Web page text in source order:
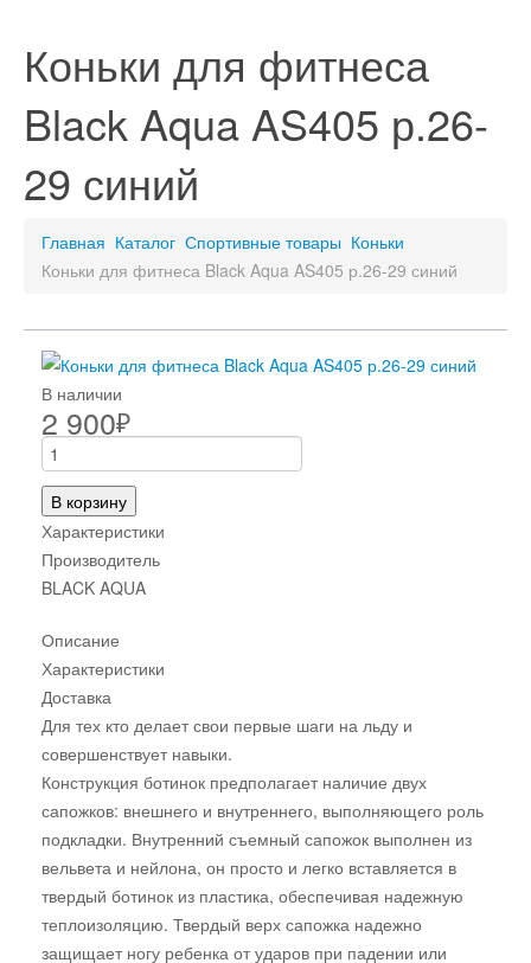
Коньки для фитнеса
Black Aqua AS405 р.26-
29 синий
Главная Каталог Спортивные товары Коньки
Коньки для фитнеса Black Aqua AS405 р.26-29 синий
В наличии
2 900₽
В корзину
Характеристики
Производитель
BLACK AQUA
Описание
Характеристики
Доставка
Для тех кто делает свои первые шаги на льду и
совершенствует навыки.
Конструкция ботинок предполагает наличие двух
сапожков: внешнего и внутреннего, выполняющего роль
подкладки. Внутренний съемный сапожок выполнен из
вельвета и нейлона, он просто и легко вставляется в
твердый ботинок из пластика, обеспечивая надежную
теплоизоляцию. Твердый верх сапожка надежно
защищает ногу ребенка от ударов при падении или